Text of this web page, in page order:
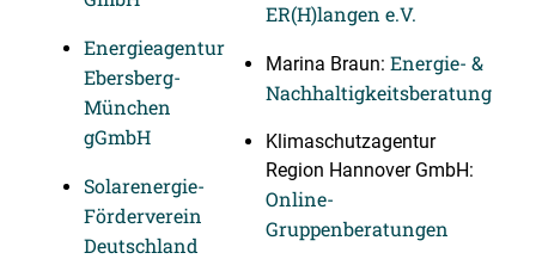
Energieagentur
Ebersberg-
München
gGmbH
Solarenergie-
Förderverein
Deutschland
ER(H)langen e.V.
Marina Braun: Energie- &
Nachhaltigkeitsberatung
Klimaschutzagentur
Region Hannover GmbH:
Online-
Gruppenberatungen